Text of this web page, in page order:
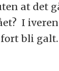
at det
I
bli galt.